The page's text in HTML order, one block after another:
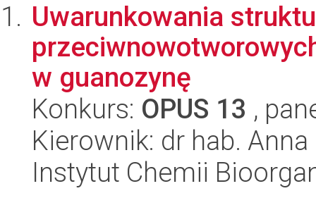
Uwarunkowania
w guanozynę
Konkurs: OPUS 13 ,
Kierownik: dr hab.
Instytut Chemii